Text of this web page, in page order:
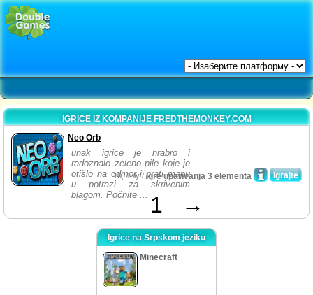
IGRICE IZ KOMPANIJE FREDTHEMONKEY.COM
Neo Orb
unak igrice je hrabro i
radoznalo zeleno pile koje je
otišlo na odmor i prati mapu
u potrazi za skrivenim
blagom. Počnite ...
Igrajte
10, July / Igre uparivanja 3 elementa
1 →
Igrice na Srpskom jeziku
Minecraft